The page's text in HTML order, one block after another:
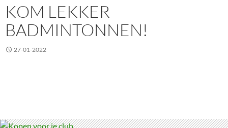
KOM LEKKER
BADMINTONNEN!
27-01-2022